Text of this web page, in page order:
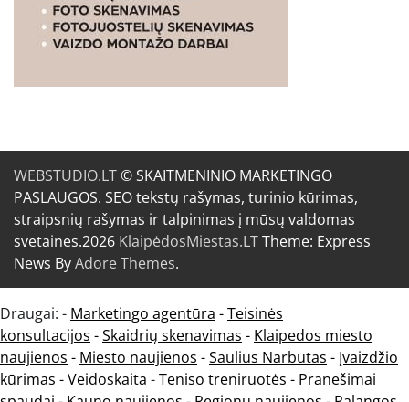
WEBSTUDIO.LT© SKAITMENINIO MARKETINGO
PASLAUGOS. SEO tekstų rašymas, turinio kūrimas,
straipsnių rašymas ir talpinimas į mūsų valdomas
svetaines.2026 KlaipėdosMiestas.LTTheme: Express
News ByAdore Themes.
Draugai: - Marketingo agentūra -Teisinės
konsultacijos -Skaidrių skenavimas - Klaipedos miesto
naujienos - Miesto naujienos -Saulius Narbutas - Įvaizdžio
kūrimas -Veidoskaita -Teniso treniruotės - Pranešimai